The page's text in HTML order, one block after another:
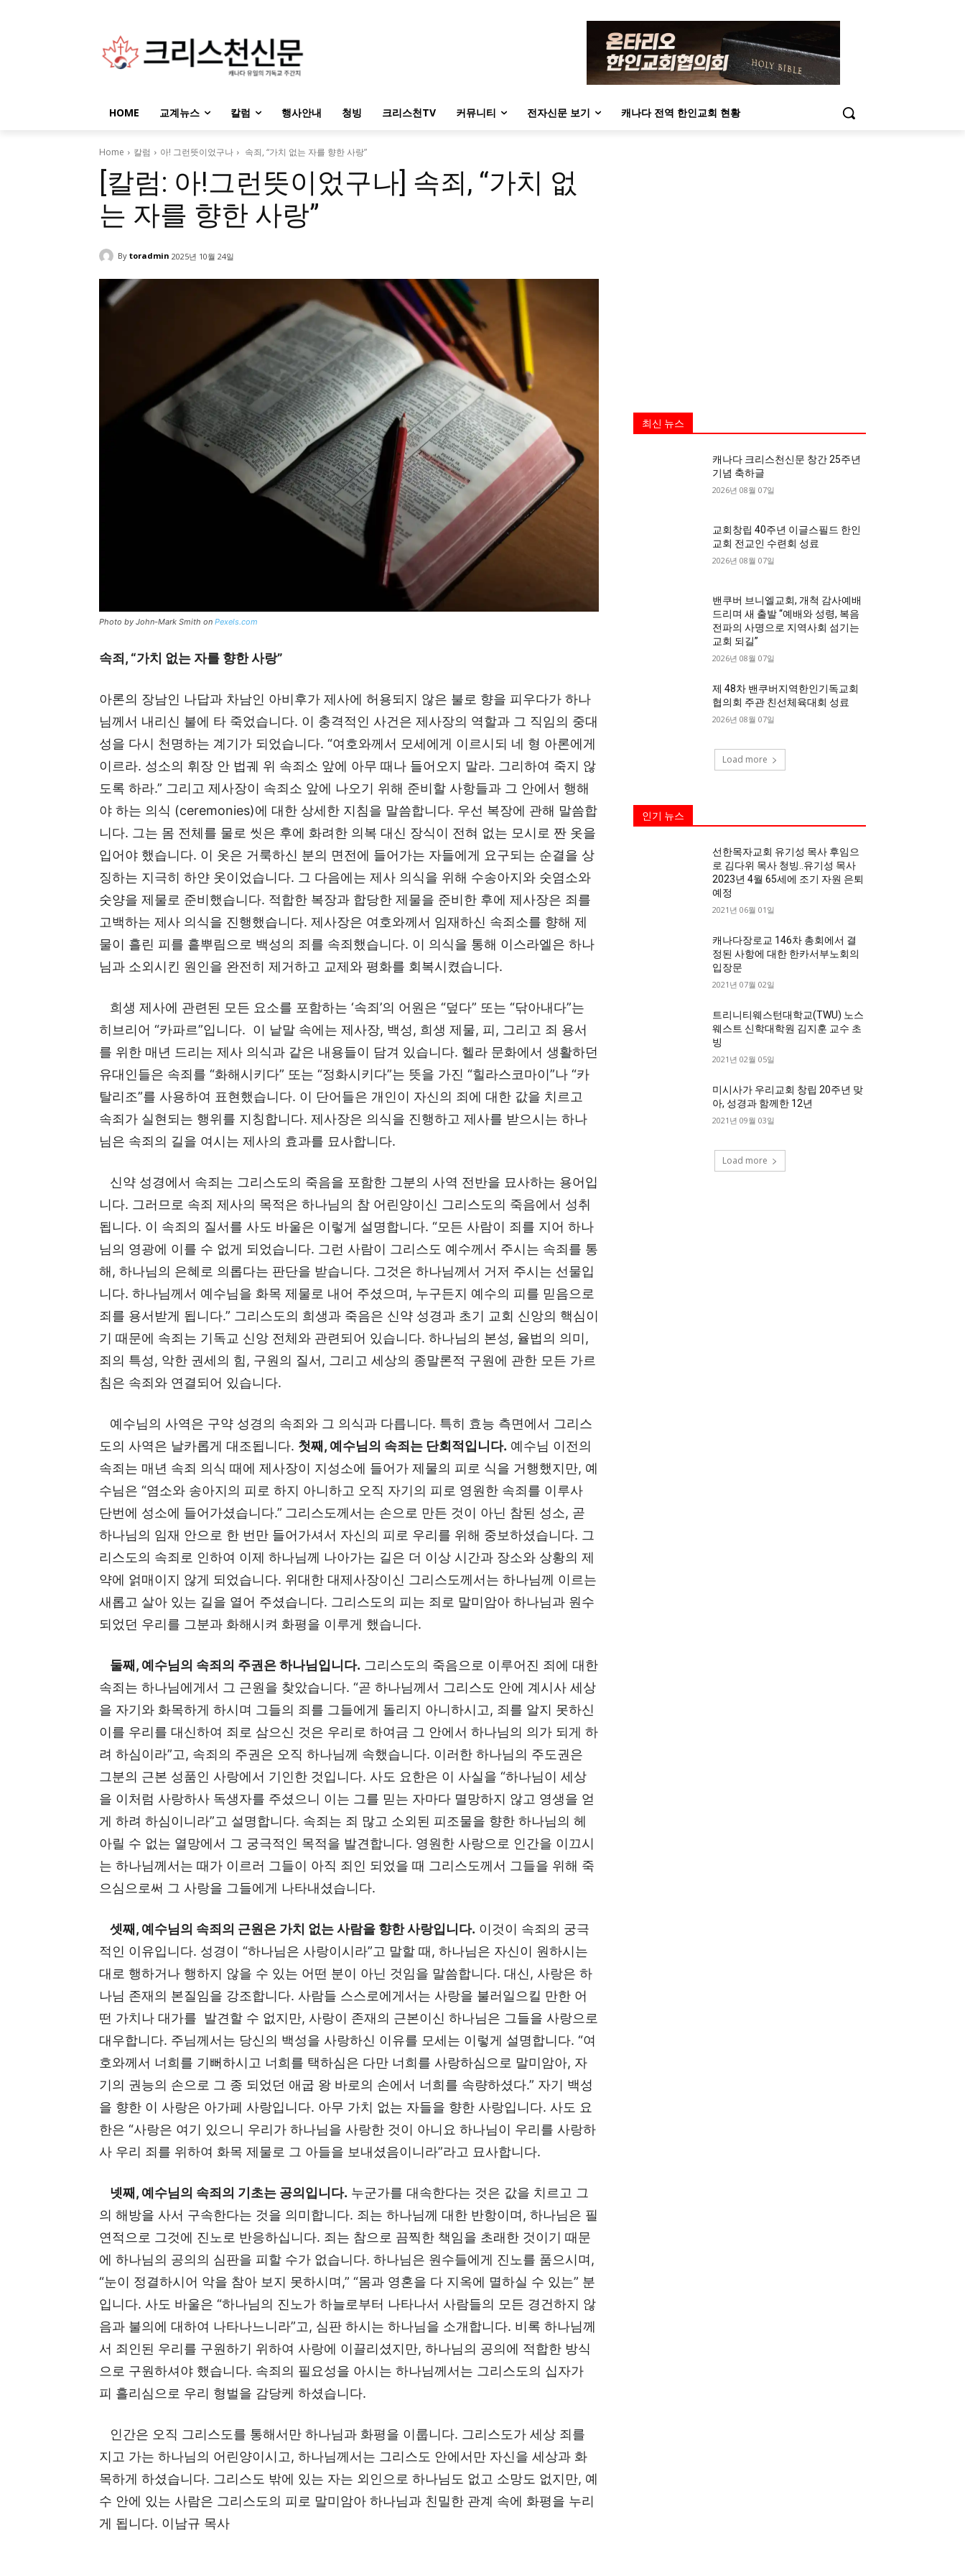
HOME 교계뉴스 칼럼 행사안내 청빙 크리스천TV 커뮤니티 전자신문 보기 캐나다 전역 한인교회 현황
Home 칼럼 아! 그런뜻이었구나 속죄, “가치 없는 자를 향한 사랑”
[칼럼: 아!그런뜻이었구나] 속죄, “가치 없
는 자를 향한 사랑”
By toradmin 2025년 10월 24일
Photo by John-Mark Smith on Pexels.com
속죄, “가치 없는 자를 향한 사랑”
아론의 장남인 나답과 차남인 아비후가 제사에 허용되지 않은 불로 향을 피우다가 하나
님께서 내리신 불에 타 죽었습니다. 이 충격적인 사건은 제사장의 역할과 그 직임의 중대
성을 다시 천명하는 계기가 되었습니다. “여호와께서 모세에게 이르시되 네 형 아론에게
이르라. 성소의 휘장 안 법궤 위 속죄소 앞에 아무 때나 들어오지 말라. 그리하여 죽지 않
도록 하라.” 그리고 제사장이 속죄소 앞에 나오기 위해 준비할 사항들과 그 안에서 행해
야 하는 의식 (ceremonies)에 대한 상세한 지침을 말씀합니다. 우선 복장에 관해 말씀합
니다. 그는 몸 전체를 물로 씻은 후에 화려한 의복 대신 장식이 전혀 없는 모시로 짠 옷을
입어야 했습니다. 이 옷은 거룩하신 분의 면전에 들어가는 자들에게 요구되는 순결을 상
징하는 지극히 하얀 옷이었습니다. 그 다음에는 제사 의식을 위해 수송아지와 숫염소와
숫양을 제물로 준비했습니다. 적합한 복장과 합당한 제물을 준비한 후에 제사장은 죄를
고백하는 제사 의식을 진행했습니다. 제사장은 여호와께서 임재하신 속죄소를 향해 제
물이 흘린 피를 흩뿌림으로 백성의 죄를 속죄했습니다. 이 의식을 통해 이스라엘은 하나
님과 소외시킨 원인을 완전히 제거하고 교제와 평화를 회복시켰습니다.
희생 제사에 관련된 모든 요소를 포함하는 ‘속죄’의 어원은 “덮다” 또는 “닦아내다”는
히브리어 “카파르”입니다. 이 낱말 속에는 제사장, 백성, 희생 제물, 피, 그리고 죄 용서
를 위한 매년 드리는 제사 의식과 같은 내용들이 담겨 있습니다. 헬라 문화에서 생활하던
유대인들은 속죄를 “화해시키다” 또는 “정화시키다”는 뜻을 가진 “힐라스코마이”나 “카
탈리조”를 사용하여 표현했습니다. 이 단어들은 개인이 자신의 죄에 대한 값을 치르고
속죄가 실현되는 행위를 지칭합니다. 제사장은 의식을 진행하고 제사를 받으시는 하나
님은 속죄의 길을 여시는 제사의 효과를 묘사합니다.
신약 성경에서 속죄는 그리스도의 죽음을 포함한 그분의 사역 전반을 묘사하는 용어입
니다. 그러므로 속죄 제사의 목적은 하나님의 참 어린양이신 그리스도의 죽음에서 성취
됩니다. 이 속죄의 질서를 사도 바울은 이렇게 설명합니다. “모든 사람이 죄를 지어 하나
님의 영광에 이를 수 없게 되었습니다. 그런 사람이 그리스도 예수께서 주시는 속죄를 통
해, 하나님의 은혜로 의롭다는 판단을 받습니다. 그것은 하나님께서 거저 주시는 선물입
니다. 하나님께서 예수님을 화목 제물로 내어 주셨으며, 누구든지 예수의 피를 믿음으로
죄를 용서받게 됩니다.” 그리스도의 희생과 죽음은 신약 성경과 초기 교회 신앙의 핵심이
기 때문에 속죄는 기독교 신앙 전체와 관련되어 있습니다. 하나님의 본성, 율법의 의미,
죄의 특성, 악한 권세의 힘, 구원의 질서, 그리고 세상의 종말론적 구원에 관한 모든 가르
침은 속죄와 연결되어 있습니다.
예수님의 사역은 구약 성경의 속죄와 그 의식과 다릅니다. 특히 효능 측면에서 그리스
도의 사역은 날카롭게 대조됩니다. 첫째, 예수님의 속죄는 단회적입니다. 예수님 이전의
속죄는 매년 속죄 의식 때에 제사장이 지성소에 들어가 제물의 피로 식을 거행했지만, 예
수님은 “염소와 송아지의 피로 하지 아니하고 오직 자기의 피로 영원한 속죄를 이루사
단번에 성소에 들어가셨습니다.” 그리스도께서는 손으로 만든 것이 아닌 참된 성소, 곧
하나님의 임재 안으로 한 번만 들어가셔서 자신의 피로 우리를 위해 중보하셨습니다. 그
리스도의 속죄로 인하여 이제 하나님께 나아가는 길은 더 이상 시간과 장소와 상황의 제
약에 얽매이지 않게 되었습니다. 위대한 대제사장이신 그리스도께서는 하나님께 이르는
새롭고 살아 있는 길을 열어 주셨습니다. 그리스도의 피는 죄로 말미암아 하나님과 원수
되었던 우리를 그분과 화해시켜 화평을 이루게 했습니다.
둘째, 예수님의 속죄의 주권은 하나님입니다. 그리스도의 죽음으로 이루어진 죄에 대한
속죄는 하나님에게서 그 근원을 찾았습니다. “곧 하나님께서 그리스도 안에 계시사 세상
을 자기와 화목하게 하시며 그들의 죄를 그들에게 돌리지 아니하시고, 죄를 알지 못하신
이를 우리를 대신하여 죄로 삼으신 것은 우리로 하여금 그 안에서 하나님의 의가 되게 하
려 하심이라”고, 속죄의 주권은 오직 하나님께 속했습니다. 이러한 하나님의 주도권은
그분의 근본 성품인 사랑에서 기인한 것입니다. 사도 요한은 이 사실을 “하나님이 세상
을 이처럼 사랑하사 독생자를 주셨으니 이는 그를 믿는 자마다 멸망하지 않고 영생을 얻
게 하려 하심이니라”고 설명합니다. 속죄는 죄 많고 소외된 피조물을 향한 하나님의 헤
아릴 수 없는 열망에서 그 궁극적인 목적을 발견합니다. 영원한 사랑으로 인간을 이끄시
는 하나님께서는 때가 이르러 그들이 아직 죄인 되었을 때 그리스도께서 그들을 위해 죽
으심으로써 그 사랑을 그들에게 나타내셨습니다.
셋째, 예수님의 속죄의 근원은 가치 없는 사람을 향한 사랑입니다. 이것이 속죄의 궁극
적인 이유입니다. 성경이 “하나님은 사랑이시라”고 말할 때, 하나님은 자신이 원하시는
대로 행하거나 행하지 않을 수 있는 어떤 분이 아닌 것임을 말씀합니다. 대신, 사랑은 하
나님 존재의 본질임을 강조합니다. 사람들 스스로에게서는 사랑을 불러일으킬 만한 어
떤 가치나 대가를 발견할 수 없지만, 사랑이 존재의 근본이신 하나님은 그들을 사랑으로
대우합니다. 주님께서는 당신의 백성을 사랑하신 이유를 모세는 이렇게 설명합니다. “여
호와께서 너희를 기뻐하시고 너희를 택하심은 다만 너희를 사랑하심으로 말미암아, 자
기의 권능의 손으로 그 종 되었던 애굽 왕 바로의 손에서 너희를 속량하셨다.” 자기 백성
을 향한 이 사랑은 아가페 사랑입니다. 아무 가치 없는 자들을 향한 사랑입니다. 사도 요
한은 “사랑은 여기 있으니 우리가 하나님을 사랑한 것이 아니요 하나님이 우리를 사랑하
사 우리 죄를 위하여 화목 제물로 그 아들을 보내셨음이니라”라고 묘사합니다.
넷째, 예수님의 속죄의 기초는 공의입니다. 누군가를 대속한다는 것은 값을 치르고 그
의 해방을 사서 구속한다는 것을 의미합니다. 죄는 하나님께 대한 반항이며, 하나님은 필
연적으로 그것에 진노로 반응하십니다. 죄는 참으로 끔찍한 책임을 초래한 것이기 때문
에 하나님의 공의의 심판을 피할 수가 없습니다. 하나님은 원수들에게 진노를 품으시며,
“눈이 정결하시어 악을 참아 보지 못하시며,” “몸과 영혼을 다 지옥에 멸하실 수 있는” 분
입니다. 사도 바울은 “하나님의 진노가 하늘로부터 나타나서 사람들의 모든 경건하지 않
음과 불의에 대하여 나타나느니라”고, 심판 하시는 하나님을 소개합니다. 비록 하나님께
서 죄인된 우리를 구원하기 위하여 사랑에 이끌리셨지만, 하나님의 공의에 적합한 방식
으로 구원하셔야 했습니다. 속죄의 필요성을 아시는 하나님께서는 그리스도의 십자가
피 흘리심으로 우리 형벌을 감당케 하셨습니다.
인간은 오직 그리스도를 통해서만 하나님과 화평을 이룹니다. 그리스도가 세상 죄를
지고 가는 하나님의 어린양이시고, 하나님께서는 그리스도 안에서만 자신을 세상과 화
목하게 하셨습니다. 그리스도 밖에 있는 자는 외인으로 하나님도 없고 소망도 없지만, 예
수 안에 있는 사람은 그리스도의 피로 말미암아 하나님과 친밀한 관계 속에 화평을 누리
게 됩니다. 이남규 목사
최신 뉴스
캐나다 크리스천신문 창간 25주년
기념 축하글
2026년 08월 07일
교회창립 40주년 이글스필드 한인
교회 전교인 수련회 성료
2026년 08월 07일
밴쿠버 브니엘교회, 개척 감사예배
드리며 새 출발 “예배와 성령, 복음
전파의 사명으로 지역사회 섬기는
교회 되길”
2026년 08월 07일
제 48차 밴쿠버지역한인기독교회
협의회 주관 친선체육대회 성료
2026년 08월 07일
Load more
인기 뉴스
선한목자교회 유기성 목사 후임으
로 김다위 목사 청빙..유기성 목사
2023년 4월 65세에 조기 자원 은퇴
예정
2021년 06월 01일
캐나다장로교 146차 총회에서 결
정된 사항에 대한 한카서부노회의
입장문
2021년 07월 02일
트리니티웨스턴대학교(TWU) 노스
웨스트 신학대학원 김지훈 교수 초
빙
2021년 02월 05일
미시사가 우리교회 창립 20주년 맞
아, 성경과 함께한 12년
2021년 09월 03일
Load more